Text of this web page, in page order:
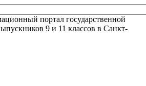
портал государственной
9 и 11 классов в Санкт-